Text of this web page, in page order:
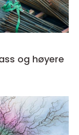
og høyere